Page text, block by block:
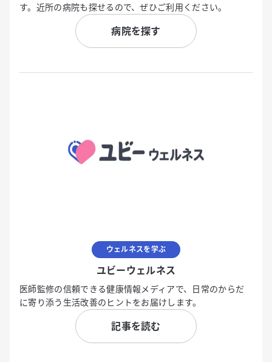
す。近所の病院も探せるので、ぜひご利用ください。
病院を探す
ウェルネスを学ぶ
ユビーウェルネス
医師監修の信頼できる健康情報メディアで、日常のからだ
に寄り添う生活改善のヒントをお届けします。
記事を読む